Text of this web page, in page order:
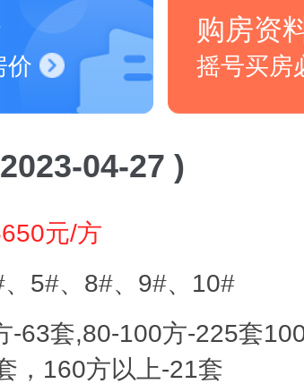
价
购房资
摇号买房
04-27 )
元/方
5#、8#、9#、10#
-63套,80-100方-225套
，160方以上-21套